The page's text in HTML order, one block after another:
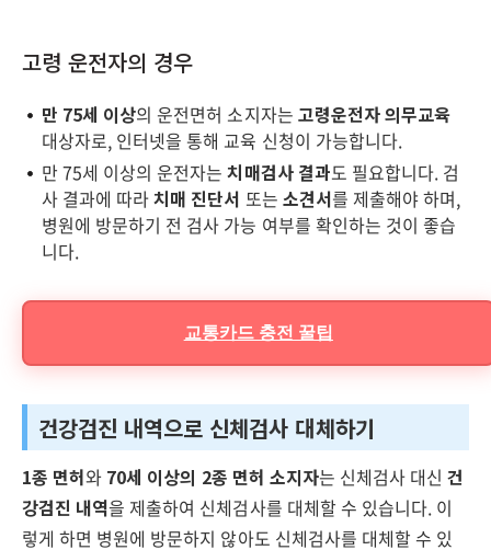
고령 운전자의 경우
만 75세 이상의 운전면허 소지자는 고령운전자 의무교육
대상자로, 인터넷을 통해 교육 신청이 가능합니다.
만 75세 이상의 운전자는치매검사 결과도 필요합니다. 검
사 결과에 따라치매 진단서 또는 소견서를 제출해야 하며,
병원에 방문하기 전 검사 가능 여부를 확인하는 것이 좋습
니다.
교통카드 충전 꿀팁
건강검진 내역으로 신체검사 대체하기
1종 면허와 70세 이상의 2종 면허 소지자는 신체검사 대신건
강검진 내역을 제출하여 신체검사를 대체할 수 있습니다. 이
렇게 하면 병원에 방문하지 않아도 신체검사를 대체할 수 있